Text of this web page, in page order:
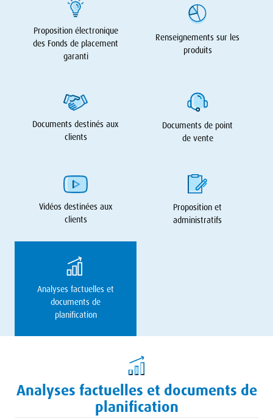
Proposition électronique
des Fonds de placement
garanti
Renseignements sur les
produits
Documents destinés aux
clients
Documents de point
de vente
Vidéos destinées aux
clients
Proposition et
administratifs
Analyses factuelles et
documents de
planification
Analyses factuelles et documents de
planification